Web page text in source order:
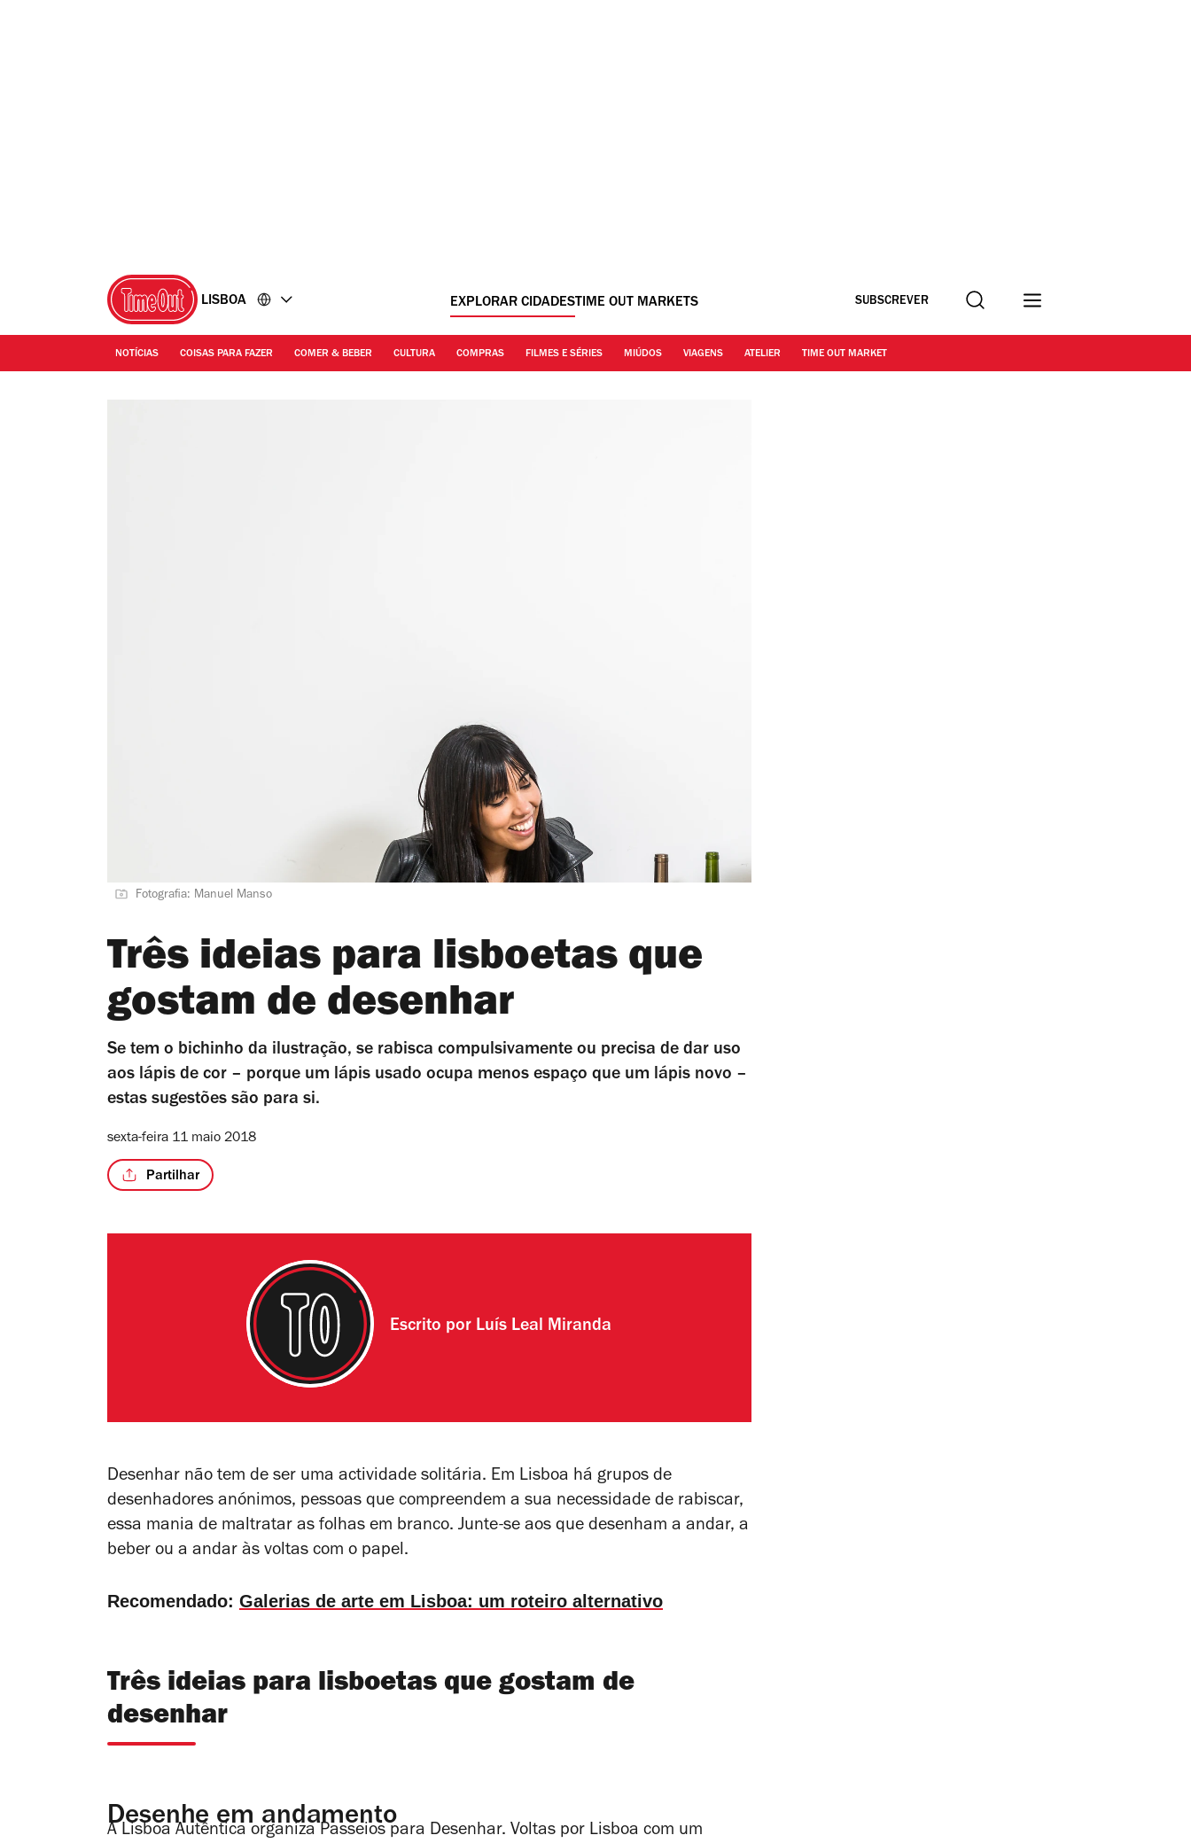
LISBOA EXPLORAR CIDADESTIME OUT MARKETS SUBSCREVER Procurar
NOTÍCIAS COISAS PARA FAZER COMER & BEBER CULTURA COMPRAS FILMES E SÉRIES MIÚDOS VIAGENS ATELIER TIME OUT MARKET
Fotografia: Manuel Manso
Três ideias para lisboetas que
gostam de desenhar
Se tem o bichinho da ilustração, se rabisca compulsivamente ou precisa de dar uso
aos lápis de cor – porque um lápis usado ocupa menos espaço que um lápis novo –
estas sugestões são para si.
sexta-feira 11 maio 2018
Partilhar
Escrito por Luís Leal Miranda
Desenhar não tem de ser uma actividade solitária. Em Lisboa há grupos de
desenhadores anónimos, pessoas que compreendem a sua necessidade de rabiscar,
essa mania de maltratar as folhas em branco. Junte-se aos que desenham a andar, a
beber ou a andar às voltas com o papel.
Recomendado: Galerias de arte em Lisboa: um roteiro alternativo
Três ideias para lisboetas que gostam de
desenhar
Desenhe em andamento
A Lisboa Autêntica organiza Passeios para Desenhar. Voltas por Lisboa com um